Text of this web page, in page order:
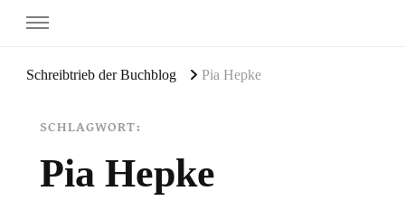
Schreibtrieb der Buchblog Pia Hepke
SCHLAGWORT:
Pia Hepke